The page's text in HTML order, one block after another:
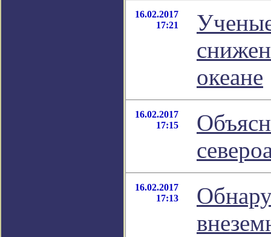
16.02.2017
17:21
океане
16.02.2017
17:15
16.02.2017
17:13